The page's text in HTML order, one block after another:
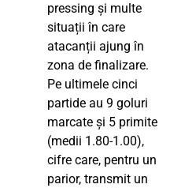
pressing și multe
situații în care
atacanții ajung în
zona de finalizare.
Pe ultimele cinci
partide au 9 goluri
marcate și 5 primite
(medii 1.80-1.00),
cifre care, pentru un
parior, transmit un